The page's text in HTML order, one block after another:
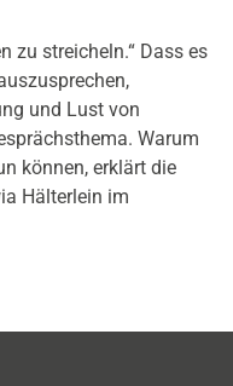
zu streicheln.“ Dass es
und Lust von
Warum
können, erklärt die
Hälterlein im